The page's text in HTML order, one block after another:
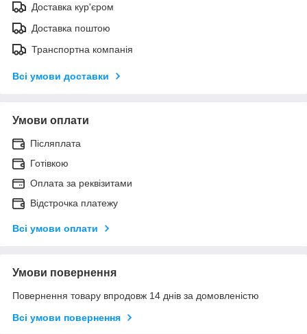
Доставка кур'єром
Доставка поштою
Транспортна компанія
Всі умови доставки
Умови оплати
Післяплата
Готівкою
Оплата за реквізитами
Відстрочка платежу
Всі умови оплати
Умови повернення
Повернення товару впродовж 14 днів за домовленістю
Всі умови повернення